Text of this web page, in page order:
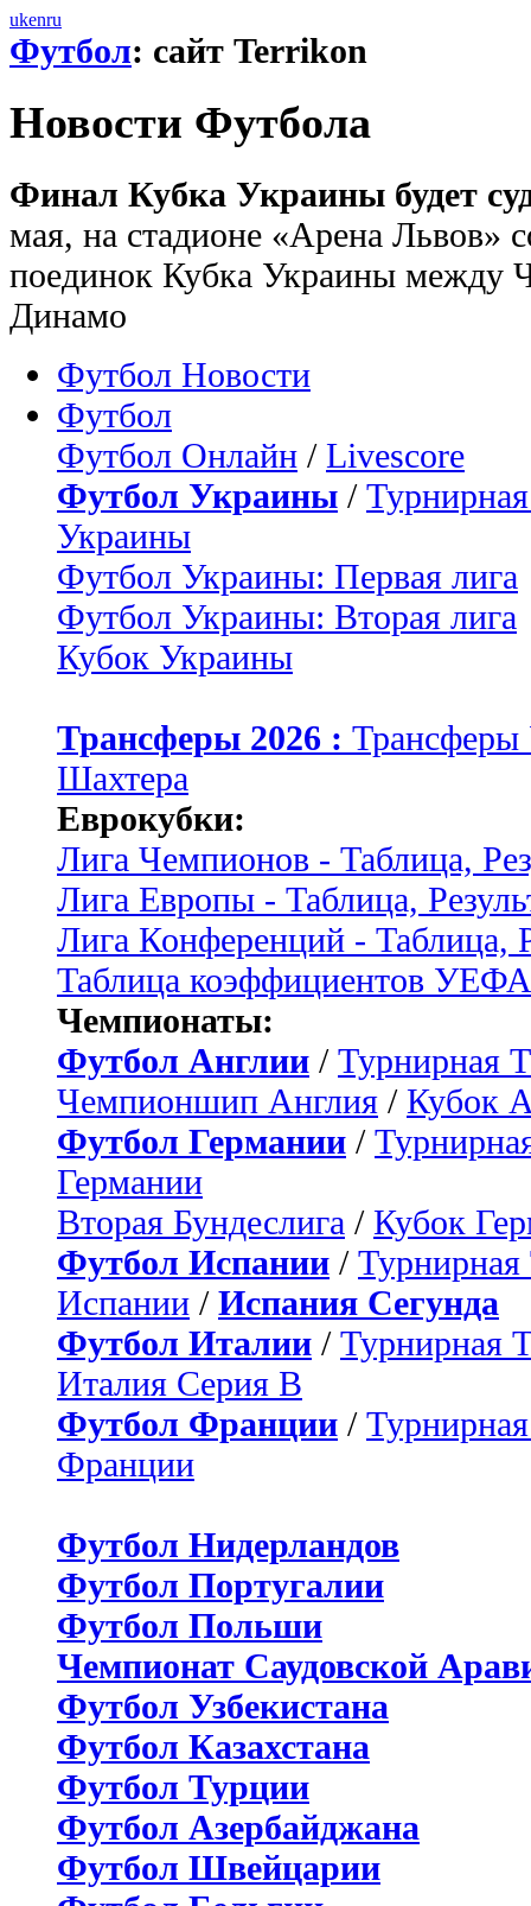
ukenru
Футбол: сайт Terrikon
Новости Футбола
Финал Кубка Украины будет
мая, на стадионе «Арена Львов»
поединок Кубка Украины между
Динамо
Футбол Новости
Футбол
Футбол Онлайн / Livescore
Футбол Украины /
Украины
Футбол Украины: Первая лига
Футбол Украины: Вторая лига
Кубок Украины
Трансферы 2026 :
Шахтера
Еврокубки:
Лига Чемпионов - Таблица,
Лига Европы - Таблица,
Лига Конференций - Таблица,
Таблица коэффициентов УЕФА
Чемпионаты:
Футбол Англии / Турнирная
Чемпионшип Англия / Кубок
Футбол Германии /
Германии
Вторая Бундеслига / Кубок
Футбол Испании / Турнирная
Испании / Испания Сегунда
Футбол Италии / Турнирная
Италия Серия B
Футбол Франции /
Франции
Футбол Нидерландов
Футбол Португалии
Футбол Польши
Чемпионат Саудовской
Футбол Узбекистана
Футбол Казахстана
Футбол Турции
Футбол Азербайджана
Футбол Швейцарии